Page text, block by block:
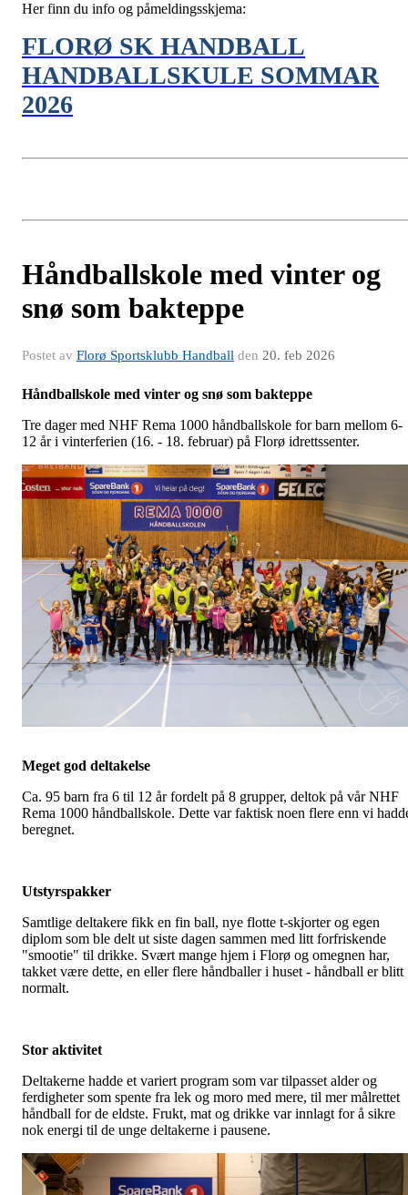
Her finn du info og påmeldingsskjema:
FLORØ SK HANDBALL
HANDBALLSKULE SOMMAR
2026
Håndballskole med vinter og
snø som bakteppe
Postet av Florø Sportsklubb Handball den 20. feb 2026
Håndballskole med vinter og snø som bakteppe
Tre dager med NHF Rema 1000 håndballskole for barn mellom 6-
12 år i vinterferien (16. - 18. februar) på Florø idrettssenter.
Meget god deltakelse
Ca. 95 barn fra 6 til 12 år fordelt på 8 grupper, deltok på vår NHF
Rema 1000 håndballskole. Dette var faktisk noen flere enn vi
beregnet.
Utstyrspakker
Samtlige deltakere fikk en fin ball, nye flotte t-skjorter og egen
diplom som ble delt ut siste dagen sammen med litt forfriskende
"smootie" til drikke. Svært mange hjem i Florø og omegnen har,
takket være dette, en eller flere håndballer i huset - håndball er blitt
normalt.
Stor aktivitet
Deltakerne hadde et variert program som var tilpasset alder og
ferdigheter som spente fra lek og moro med mere, til mer målrettet
håndball for de eldste. Frukt, mat og drikke var innlagt for å sikre
nok energi til de unge deltakerne i pausene.